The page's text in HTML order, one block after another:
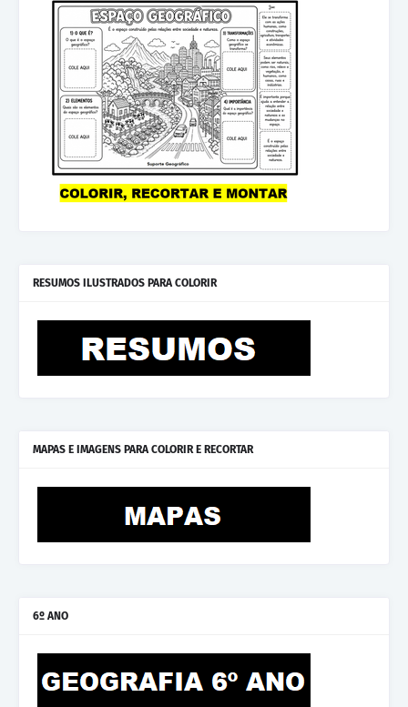
RESUMOS ILUSTRADOS PARA COLORIR
MAPAS E IMAGENS PARA COLORIR E RECORTAR
6º ANO